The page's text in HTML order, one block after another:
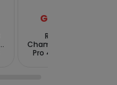
Gs. 380.789
Receptor FTA
Champions Infinity GX
Pro 4K Ultra HD com